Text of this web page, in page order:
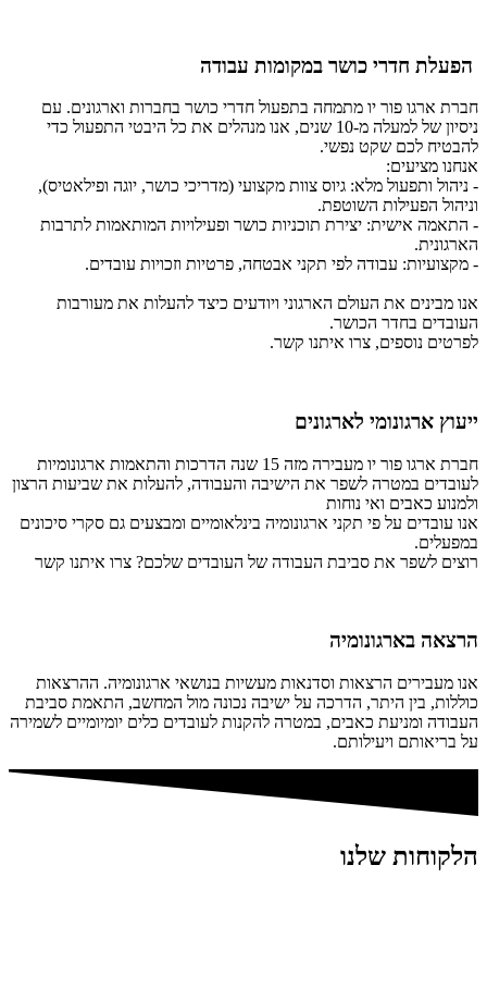
הפעלת חדרי כושר במקומות עבודה
חברת ארגו פור יו מתמחה בתפעול חדרי כושר בחברות וארגונים. עם
ניסיון של למעלה מ-10 שנים, אנו מנהלים את כל היבטי התפעול כדי
להבטיח לכם שקט נפשי.
אנחנו מציעים:
- ניהול ותפעול מלא: גיוס צוות מקצועי (מדריכי כושר, יוגה ופילאטיס),
וניהול הפעילות השוטפת.
- התאמה אישית: יצירת תוכניות כושר ופעילויות המותאמות לתרבות
הארגונית.
- מקצועיות: עבודה לפי תקני אבטחה, פרטיות וזכויות עובדים.
אנו מבינים את העולם הארגוני ויודעים כיצד להעלות את מעורבות
העובדים בחדר הכושר.
לפרטים נוספים, צרו איתנו קשר.
ייעוץ ארגונומי לארגונים
חברת ארגו פור יו מעבירה מזה 15 שנה הדרכות והתאמות ארגונומיות
לעובדים במטרה לשפר את הישיבה והעבודה, להעלות את שביעות הרצון
ולמנוע כאבים ואי נוחות
אנו עובדים על פי תקני ארגונומיה בינלאומיים ומבצעים גם סקרי סיכונים
במפעלים.
רוצים לשפר את סביבת העבודה של העובדים שלכם? צרו איתנו קשר
הרצאה בארגונומיה
אנו מעבירים הרצאות וסדנאות מעשיות בנושאי ארגונומיה. ההרצאות
כוללות, בין היתר, הדרכה על ישיבה נכונה מול המחשב, התאמת סביבת
העבודה ומניעת כאבים, במטרה להקנות לעובדים כלים יומיומיים לשמירה
על בריאותם ויעילותם.
הלקוחות שלנו